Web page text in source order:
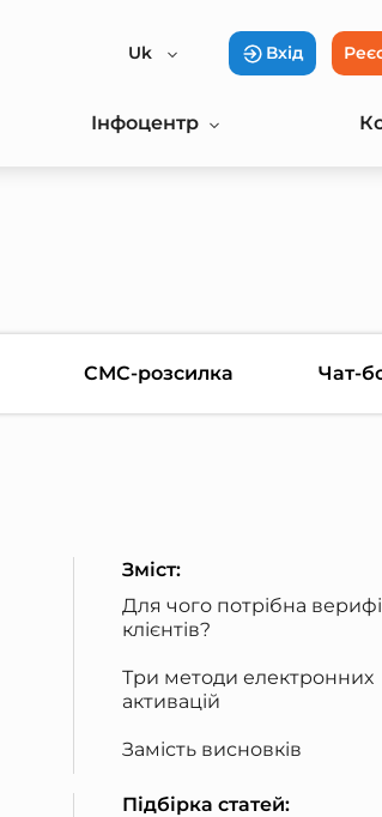
Uk Вхід
Інфоцентр
СМС-розсилка Чат-
Зміст:
Для чого потрібна
клієнтів?
Три методи електронних
активацій
Замість висновків
Підбірка статей: